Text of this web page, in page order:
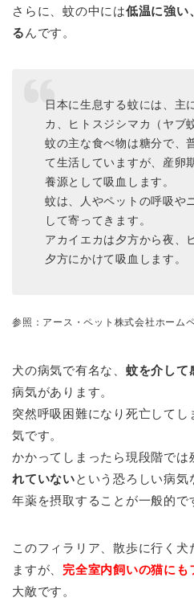
さらに、蚊の中には低温に強い
る んです。
日本に生息する蚊には、主
カ、ヒトスジシマカ（ヤブ
蚊の主な食べ物は糖分で、
て生活していますが、産卵
養源として吸血します。
蚊は、人やペットの呼吸や
して寄ってきます。
アカイエカは夕方から夜、
夕方にかけて吸血します。
参照：アース・ペット株式会社ホーム
犬の病気で有名な、 蚊を介して
病気があります。
突然呼吸困難になり死亡して
気です。
かかってしまったら現段階では
れていないという恐ろしい病
年薬を摂取することが一般的で
このフィラリア、散歩に行く
ますが、 完全室内飼いの猫にも
大敵です。